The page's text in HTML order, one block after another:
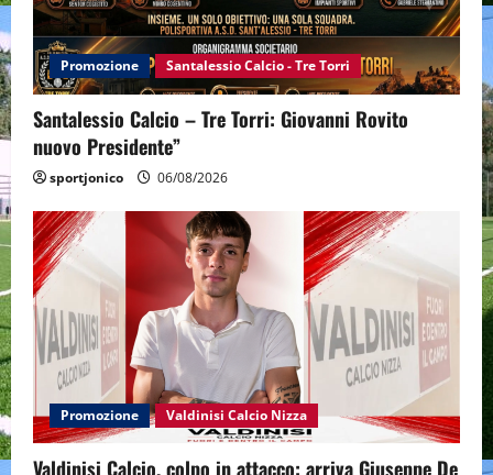
Promozione Santalessio Calcio - Tre Torri
Santalessio Calcio – Tre Torri: Giovanni Rovito
nuovo Presidente”
sportjonico 06/08/2026
Promozione Valdinisi Calcio Nizza
Valdinisi Calcio, colpo in attacco: arriva Giuseppe De